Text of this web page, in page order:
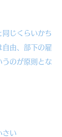
同じくらいかち
自由、部下の雇
うのが原則とな
い